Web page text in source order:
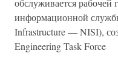
обслуживается рабочей
информационной
Infrastructure — NISI),
Engineering Task Force